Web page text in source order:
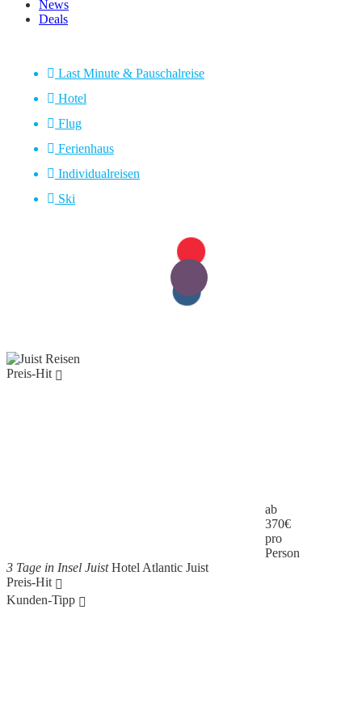
News
Deals
Last Minute & Pauschalreise
Hotel
Flug
Ferienhaus
Individualreisen
Ski
Preis-Hit
ab
370€
pro
Person
3 Tage in Insel JuistHotel Atlantic Juist
Preis-Hit
Kunden-Tipp